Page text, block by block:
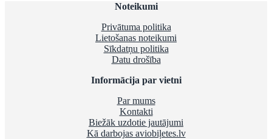
Noteikumi
Privātuma politika
Lietošanas noteikumi
Sīkdatņu politika
Datu drošība
Informācija par vietni
Par mums
Kontakti
Biežāk uzdotie jautājumi
Kā darbojas aviobiļetes.lv